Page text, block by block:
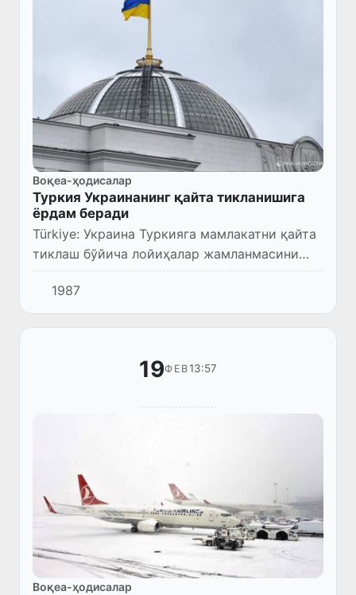
Воқеа-ҳодисалар
Туркия Украинанинг қайта тикланишига
ёрдам беради
Türkiye: Украина Туркияга мамлакатни қайта
тиклаш бўйича лойиҳалар жамланмасини
топширди.
1987
19ФЕВ13:57
Воқеа-ҳодисалар